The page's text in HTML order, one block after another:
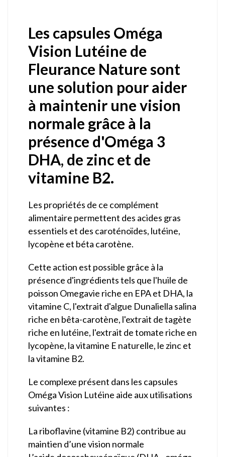
Les capsules Oméga
Vision Lutéine de
Fleurance Nature sont
une solution pour aider
à maintenir une vision
normale grâce à la
présence d'Oméga 3
DHA, de zinc et de
vitamine B2.
Les propriétés de ce complément
alimentaire permettent des acides gras
essentiels et des caroténoïdes, lutéine,
lycopène et béta carotène.
Cette action est possible grâce à la
présence d'ingrédients tels que l'huile de
poisson Omegavie riche en EPA et DHA, la
vitamine C, l'extrait d'algue Dunaliella salina
riche en bêta-carotène, l'extrait de tagète
riche en lutéine, l'extrait de tomate riche en
lycopène, la vitamine E naturelle, le zinc et
la vitamine B2.
Le complexe présent dans les capsules
Oméga Vision Lutéine aide aux utilisations
suivantes :
La riboflavine (vitamine B2) contribue au
maintien d’une vision normale